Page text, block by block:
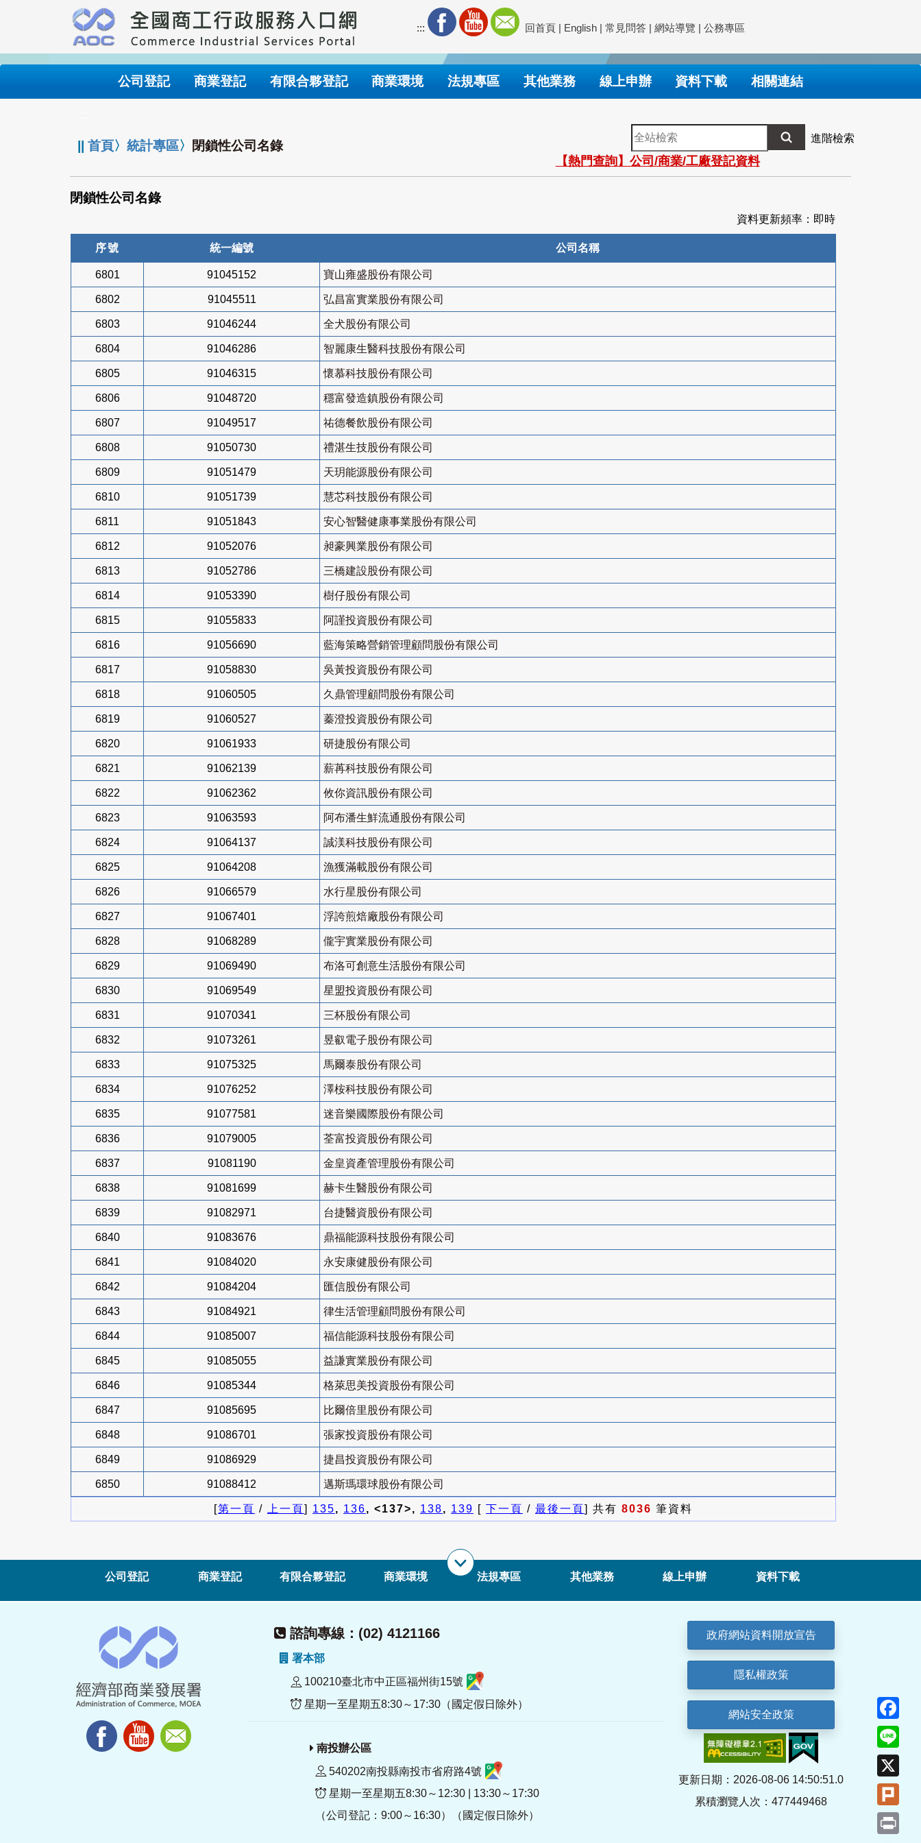
要
內
::: 回首頁 | English | 常見問答 | 網站導覽 | 公務專區
公司登記 商業登記 有限合夥登記 商業環境 法規專區 其他業務 線上申辦 資料下載 相關連結
||首頁〉統計專區〉 閉鎖性公司名錄
全
站
檢
索
進階檢索
【熱門查詢】公司/商業/工廠登記資料
閉鎖性公司名錄
資料更新頻率：即時
序號 統一編號 公司名稱
6801 91045152 寶山雍盛股份有限公司
6802 91045511 弘昌富實業股份有限公司
6803 91046244 全犬股份有限公司
6804 91046286 智麗康生醫科技股份有限公司
6805 91046315 懷慕科技股份有限公司
6806 91048720 穩富發造鎮股份有限公司
6807 91049517 祐德餐飲股份有限公司
6808 91050730 禮湛生技股份有限公司
6809 91051479 天玥能源股份有限公司
6810 91051739 慧芯科技股份有限公司
6811 91051843 安心智醫健康事業股份有限公司
6812 91052076 昶豪興業股份有限公司
6813 91052786 三橋建設股份有限公司
6814 91053390 樹仔股份有限公司
6815 91055833 阿謹投資股份有限公司
6816 91056690 藍海策略營銷管理顧問股份有限公司
6817 91058830 吳黃投資股份有限公司
6818 91060505 久鼎管理顧問股份有限公司
6819 91060527 蓁澄投資股份有限公司
6820 91061933 研捷股份有限公司
6821 91062139 薪苒科技股份有限公司
6822 91062362 攸你資訊股份有限公司
6823 91063593 阿布潘生鮮流通股份有限公司
6824 91064137 誠渼科技股份有限公司
6825 91064208 漁獲滿載股份有限公司
6826 91066579 水行星股份有限公司
6827 91067401 浮誇煎焙廠股份有限公司
6828 91068289 儱宇實業股份有限公司
6829 91069490 布洛可創意生活股份有限公司
6830 91069549 星盟投資股份有限公司
6831 91070341 三杯股份有限公司
6832 91073261 昱叡電子股份有限公司
6833 91075325 馬爾泰股份有限公司
6834 91076252 澤桉科技股份有限公司
6835 91077581 迷音樂國際股份有限公司
6836 91079005 荃富投資股份有限公司
6837 91081190 金皇資產管理股份有限公司
6838 91081699 赫卡生醫股份有限公司
6839 91082971 台捷醫資股份有限公司
6840 91083676 鼎福能源科技股份有限公司
6841 91084020 永安康健股份有限公司
6842 91084204 匯信股份有限公司
6843 91084921 律生活管理顧問股份有限公司
6844 91085007 福信能源科技股份有限公司
6845 91085055 益謙實業股份有限公司
6846 91085344 格萊思美投資股份有限公司
6847 91085695 比爾倍里股份有限公司
6848 91086701 張家投資股份有限公司
6849 91086929 捷昌投資股份有限公司
6850 91088412 邁斯瑪環球股份有限公司
[第一頁 / 上一頁] 135, 136, <137>, 138, 139 [ 下一頁 / 最後一頁] 共有 8036 筆資料
公司登記 商業登記 有限合夥登記 商業環境 法規專區 其他業務 線上申辦 資料下載
諮詢專線：(02) 4121166
署本部
100210臺北市中正區福州街15號
星期一至星期五8:30～17:30（國定假日除外）
南投辦公區
540202南投縣南投市省府路4號
星期一至星期五8:30～12:30 | 13:30～17:30
（公司登記：9:00～16:30）（國定假日除外）
政府網站資料開放宣告
隱私權政策
網站安全政策
更新日期：2026-08-06 14:50:51.0
累積瀏覽人次：477449468